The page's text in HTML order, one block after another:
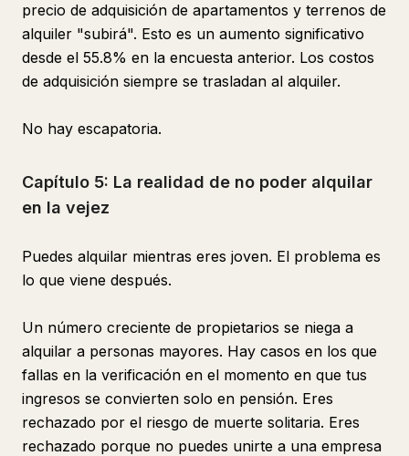
precio de adquisición de apartamentos y terrenos de
alquiler "subirá". Esto es un aumento significativo
desde el 55.8% en la encuesta anterior. Los costos
de adquisición siempre se trasladan al alquiler.
No hay escapatoria.
Capítulo 5: La realidad de no poder alquilar
en la vejez
Puedes alquilar mientras eres joven. El problema es
lo que viene después.
Un número creciente de propietarios se niega a
alquilar a personas mayores. Hay casos en los que
fallas en la verificación en el momento en que tus
ingresos se convierten solo en pensión. Eres
rechazado por el riesgo de muerte solitaria. Eres
rechazado porque no puedes unirte a una empresa